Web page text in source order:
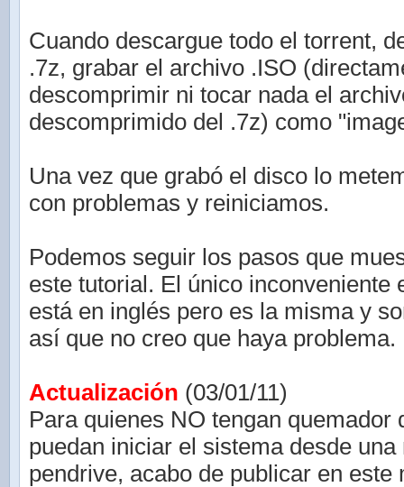
Cuando descargue todo el torrent,
.7z, grabar el archivo .ISO
descomprimir ni tocar nada el
descomprimido del .7z) como
Una vez que grabó el disco lo
con problemas y reiniciamos.
Podemos seguir los pasos que
este tutorial. El único inconveniente
está en inglés pero es la misma y
así que no creo que haya problema.
Actualización (03/01/11)
Para quienes NO tengan quemador
puedan iniciar el sistema desde
pendrive, acabo de publicar en este